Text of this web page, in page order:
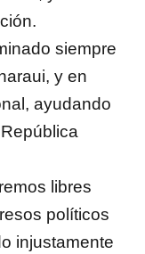
siempre
y en
ayudando
libres
políticos
injustamente